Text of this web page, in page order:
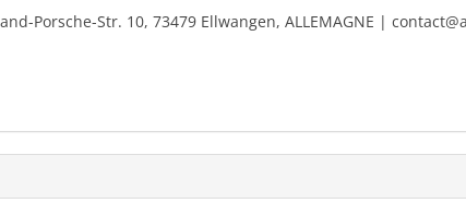
Porsche-Str. 10, 73479 Ellwangen, ALLEMAGNE |